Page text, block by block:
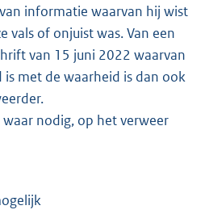
informatie waarvan hij wist
vals of onjuist was. Van een
van 15 juni 2022 waarvan
met de waarheid is dan ook
nodig, op het verweer